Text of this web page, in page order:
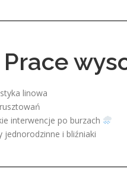
Prace
linowa
interwencje po burzach
jednorodzinne i bliźniaki